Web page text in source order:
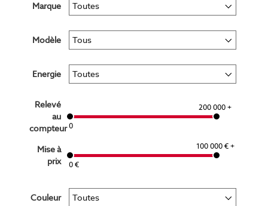
Marque
Modèle
Energie
Relevé
au
compteur 0
200 000 +
Mise à
prix
0 €
100 000 € +
Couleur